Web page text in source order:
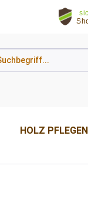
HOLZ PFLEGEN